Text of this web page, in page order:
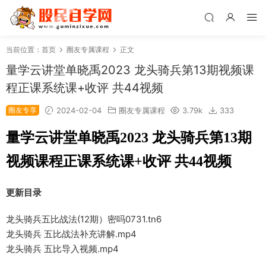
当前位置： 首页 圈友专属课程 正文
量学云讲堂单晓禹2023 龙头骑兵第13期视频课
程正课系统课+收评 共44视频
圈友专享 2024-02-04 圈友专属课程 3.79k 333
量学云讲堂单晓禹2023 龙头骑兵第13期
视频课程正课系统课+收评 共44视频
更新目录
龙头骑兵五比战法(12期）密吗0731.tn6
龙头骑兵 五比战法补充讲解.mp4
龙头骑兵 五比导入视频.mp4